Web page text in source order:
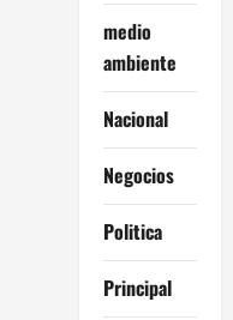
medio
ambiente
Nacional
Negocios
Politica
Principal